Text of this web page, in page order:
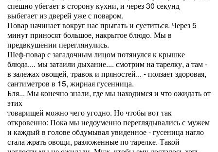
спешно убегает в сторону кухни, и через 30 секунд
выбегает из дверей уже с поваром.
Повар начинает вокруг нас прыгать и суетиться. Через 5
минут приносят большое, накрытое блюдо. Мы в
предвкушении переглянулись.
Шеф-повар с загадочным лицом потянулся к крышке
блюда.... мы затаили дыхание.... смотрим на тарелку, а там -
в залежах овощей, травок и пряностей... - ползает здоровая,
сантиметров в 15, жирная гусенница.
Бля... Мы конечно знали, где мы находимся и что ожидать от
этих
товарищей можно чего угодно. Но чтобы вот так
откровенно: Пока мы недоуменно переглядывались с мужем
и каждый в голове обдумывал увиденное - гусеница нагло
стала жрать овощи, разложенные по тарелке. Такой